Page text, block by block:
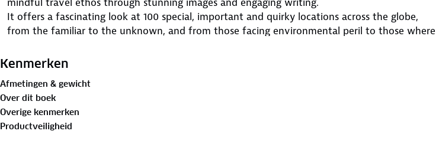
It offers a fascinating look at 100 special, important and quirky locations across the globe,
from the familiar to the unknown, and from those facing environmental peril to those where
Kenmerken
Afmetingen & gewicht
Over dit boek
Overige kenmerken
Productveiligheid